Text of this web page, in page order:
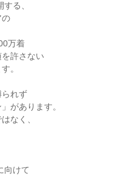
る、
の
万着
許さない
。
られず
があります。
なく、
向けて